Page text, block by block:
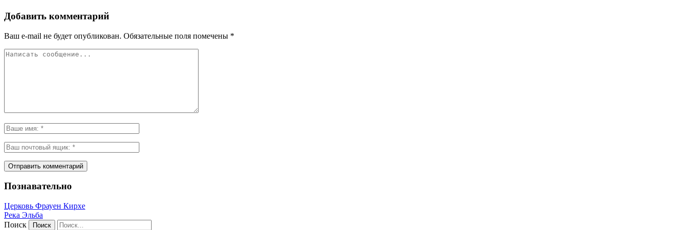
Добавить комментарий
Ваш e-mail не будет опубликован. Обязательные поля помечены *
Познавательно
Церковь Фрауен Кирхе
Река Эльба
Поиск